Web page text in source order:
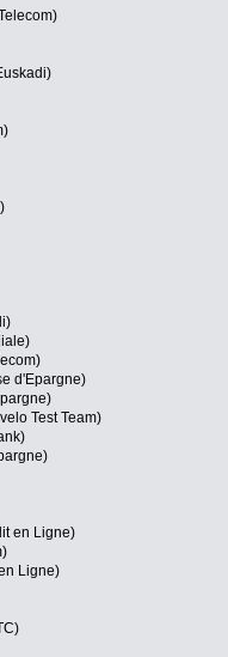
d'Epargne)
Test Team)
en Ligne)
Ligne)